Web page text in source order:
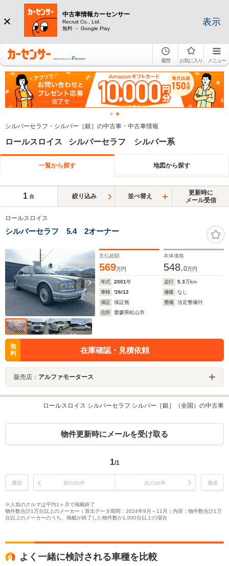
中古車情報カーセンサー
Recruit Co., Ltd.
無料 － Google Play
表示
履歴 お気に入り メニュー
シルバーセラフ・シルバー［銀］の中古車・中古車情報
ロールスロイス シルバーセラフ シルバー系
一覧から探す 地図から探す
1 台 絞り込み 並べ替え
更新時に
メール受信
ロールスロイス
シルバーセラフ 5.4 2オーナー
支払総額
569万円
本体価格
548.0万円
年式 2001年 走行 5.3万km
車検
'26/12 修復
なし
保証
保証無 整備
法定整備付
住所
愛媛県松山市
無
料
在庫確認・見積依頼
販売店： アルファモータース
ロールスロイス シルバーセラフ シルバー［銀］（全国）の中古車
物件更新時にメールを受け取る
1/1
最初 前の30件 次の30件 最後
※人気のクルマは平均1ヶ月で掲載終了
物件数合計1万台以上のメーカー｜算出データ期間：2024年9月～11月｜内容：物件数合計1万
台以上のメーカーのうち、掲載が終了した物件数が1,000台以上の場合
よく一緒に検討される車種を比較